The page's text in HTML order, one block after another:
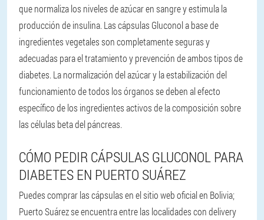
que normaliza los niveles de azúcar en sangre y estimula la
producción de insulina. Las cápsulas Gluconol a base de
ingredientes vegetales son completamente seguras y
adecuadas para el tratamiento y prevención de ambos tipos de
diabetes. La normalización del azúcar y la estabilización del
funcionamiento de todos los órganos se deben al efecto
específico de los ingredientes activos de la composición sobre
las células beta del páncreas.
CÓMO PEDIR CÁPSULAS GLUCONOL PARA
DIABETES EN PUERTO SUÁREZ
Puedes comprar las cápsulas en el sitio web oficial en Bolivia;
Puerto Suárez se encuentra entre las localidades con delivery